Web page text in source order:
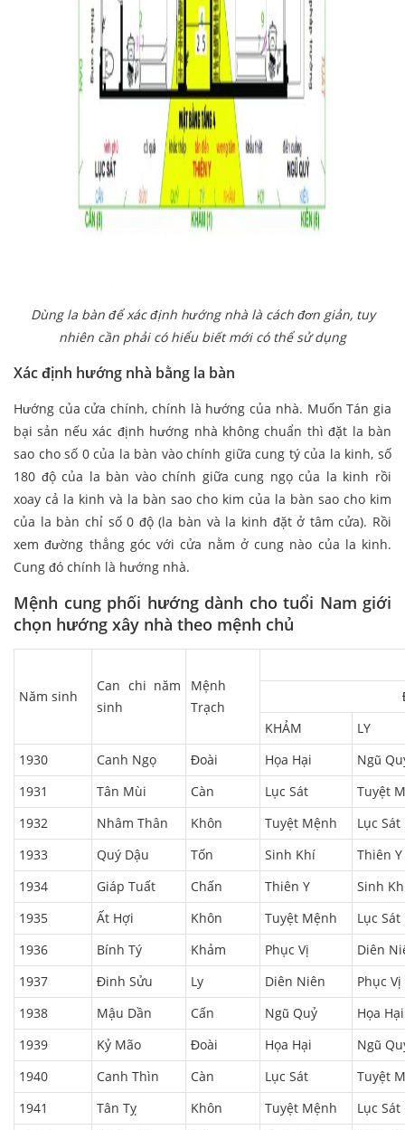
Dùng la bàn để xác định hướng nhà là cách đơn giản, tuy
nhiên cần phải có hiểu biết mới có thể sử dụng
Xác định hướng nhà bằng la bàn
Hướng của cửa chính, chính là hướng của nhà. Muốn Tán gia
bại sản nếu xác định hướng nhà không chuẩn thì đặt la bàn
sao cho số 0 của la bàn vào chính giữa cung tý của la kinh, số
180 độ của la bàn vào chính giữa cung ngọ của la kinh rồi
xoay cả la kinh và la bàn sao cho kim của la bàn sao cho kim
của la bàn chỉ số 0 độ (la bàn và la kinh đặt ở tâm cửa). Rồi
xem đường thẳng góc với cửa nằm ở cung nào của la kinh.
Cung đó chính là hướng nhà.
Mệnh cung phối hướng dành cho tuổi Nam giới
chọn hướng xây nhà theo mệnh chủ
Năm sinh
Can chi năm
sinh
Mệnh
Trạch
KHẢM
LY
1930
Canh Ngọ Đoài Họa Hại
Ngũ
1931
Tân Mùi Càn Lục Sát
Tuyệt
1932
Nhâm Thân Khôn Tuyệt Mệnh
Lục Sát
1933
Quý Dậu Tốn Sinh Khí
Thiên Y
1934
Giáp Tuất Chấn Thiên Y
Sinh
1935
Ất Hợi Khôn Tuyệt Mệnh
Lục Sát
1936
Bính Tý Khảm Phục Vị
Diên
1937
Đinh Sửu Ly Diên Niên
Phục Vị
1938
Mậu Dần Cấn Ngũ Quỷ
Họa Hại
1939
Kỷ Mão Đoài Họa Hại
Ngũ
1940
Canh Thìn Càn Lục Sát
Tuyệt
1941
Tân Tỵ Khôn Tuyệt Mệnh
Lục Sát